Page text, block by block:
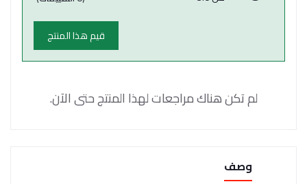
قيم هذا المنتج
لم تكن هناك مراجعات لهذا المنتج حتى الآن.
وصف